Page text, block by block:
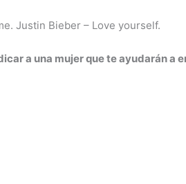
Justin Bieber – Love yourself.
a una mujer quete ayudarán a